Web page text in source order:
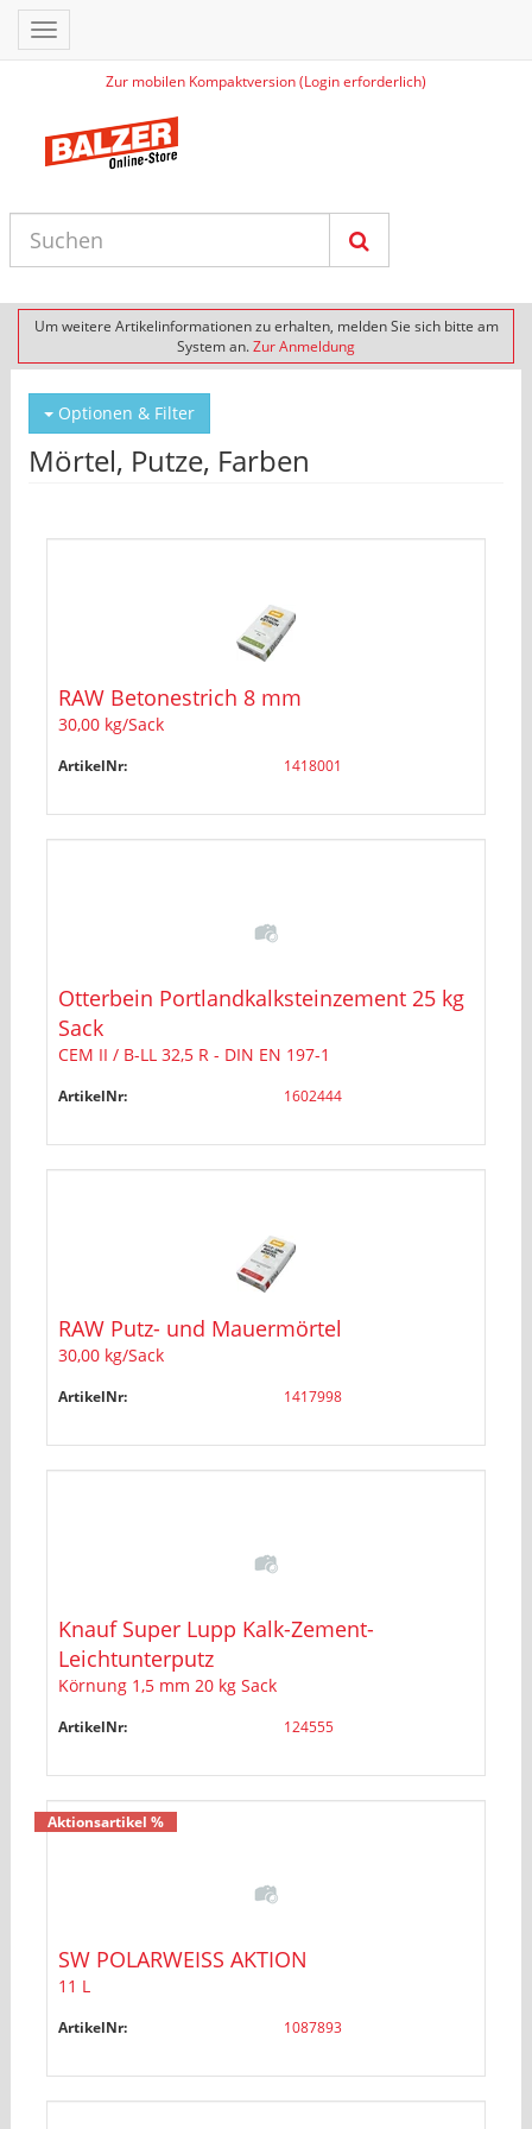
Zur mobilen Kompaktversion (Login erforderlich)
Toggle
navigation
Um weitere Artikelinformationen zu erhalten, melden Sie sich bitte am
System an.Zur Anmeldung
Optionen & Filter
Mörtel, Putze, Farben
RAW Betonestrich 8 mm
30,00 kg/Sack
ArtikelNr: 1418001
Otterbein Portlandkalksteinzement 25 kg
Sack
CEM II / B-LL 32,5 R - DIN EN 197-1
ArtikelNr: 1602444
RAW Putz- und Mauermörtel
30,00 kg/Sack
ArtikelNr: 1417998
Knauf Super Lupp Kalk-Zement-
Leichtunterputz
Körnung 1,5 mm 20 kg Sack
ArtikelNr: 124555
Aktionsartikel %
SW POLARWEISS AKTION
11 L
ArtikelNr: 1087893